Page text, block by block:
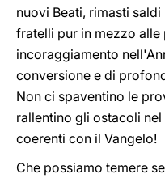
nuovi Beati, rimasti
fratelli pur in mezzo
incoraggiamento
conversione e di
Non ci spaventino le
rallentino gli ostacoli
coerenti con il Vangelo!
Che possiamo temere